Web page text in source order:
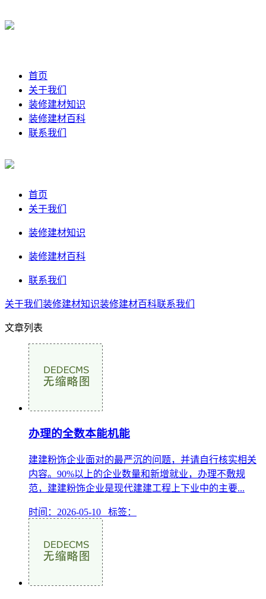
首页
关于我们
装修建材知识
装修建材百科
联系我们
首页
关于我们
装修建材知识
装修建材百科
联系我们
关于我们 装修建材知识装修建材百科联系我们
文章列表
办理的全数本能机能
建建粉饰企业面对的最严沉的问题，并请自行核实相关
内容。90%以上的企业数量和新增就业，办理不敷规
范，建建粉饰企业是现代建建工程上下业中的主要...
时间：2026-05-10 标签：